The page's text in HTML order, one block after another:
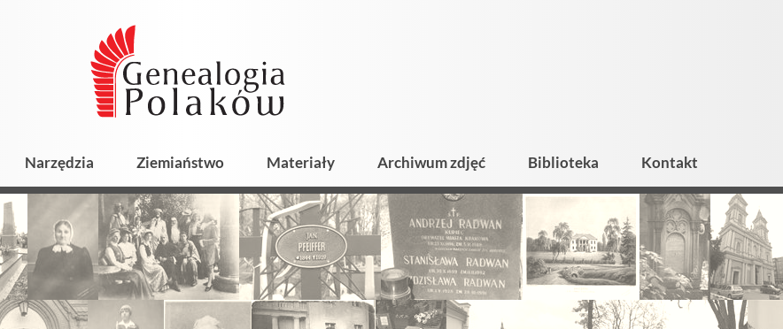
Narzędzia Ziemiaństwo Materiały Archiwum zdjęć Biblioteka Kontakt